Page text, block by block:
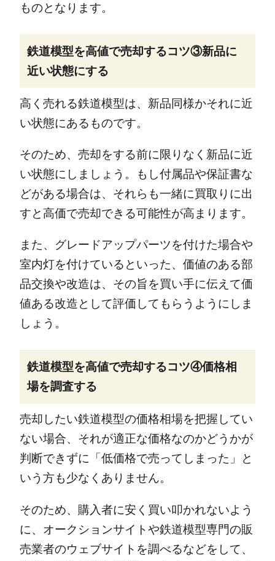
ものとなります。
鉄道模型を高値で売却するコツ③新品に
近い状態にする
高く売れる鉄道模型は、新品同様かそれに近
い状態にあるものです。
そのため、売却をする前に限りなく新品に近
い状態にしましょう。もし付属品や保証書な
どがある場合は、それらも一緒に買取りに出
すと高価で売却できる可能性が高まります。
また、グレードアップパーツを付けた場合や
室内灯を付けているといった、価値のある部
品交換や改造は、その旨を買い手に伝えて価
値ある改造として評価してもらうようにしま
しょう。
鉄道模型を高値で売却するコツ④価格相
場を調査する
売却したい鉄道模型の価格相場を把握してい
ない場合、それが適正な価格なのかどうかが
判断できずに「低価格で売ってしまった」と
いう方も少なくありません。
そのため、購入者に安く買い叩かれないよう
に、オークションサイトや鉄道模型専門の販
売業者のウェブサイトを調べるなどをして、